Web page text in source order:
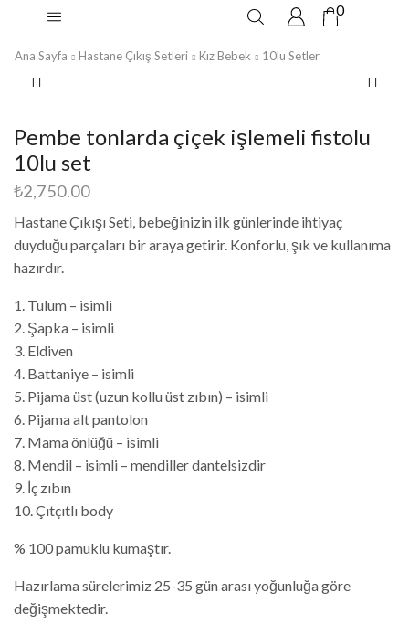
0
Ana Sayfa Hastane Çıkış Setleri Kız Bebek 10lu Setler
Pembe tonlarda çiçek işlemeli fistolu
10lu set
₺2,750.00
Hastane Çıkışı Seti, bebeğinizin ilk günlerinde ihtiyaç
duyduğu parçaları bir araya getirir. Konforlu, şık ve kullanıma
hazırdır.
1. Tulum – isimli
2. Şapka – isimli
3. Eldiven
4. Battaniye – isimli
5. Pijama üst (uzun kollu üst zıbın) – isimli
6. Pijama alt pantolon
7. Mama önlüğü – isimli
8. Mendil – isimli – mendiller dantelsizdir
9. İç zıbın
10. Çıtçıtlı body
% 100 pamuklu kumaştır.
Hazırlama sürelerimiz 25-35 gün arası yoğunluğa göre
değişmektedir.